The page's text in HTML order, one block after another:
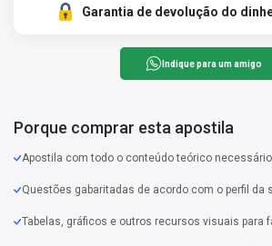
Garantia de devolução do
Indique para um amigo
Porque comprar esta apostila
Apostila com todo o conteúdo teórico
Questões gabaritadas de acordo com o perfil da
Tabelas, gráficos e outros recursos visuais para